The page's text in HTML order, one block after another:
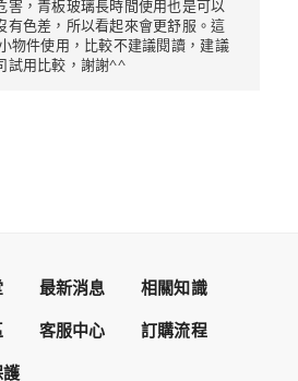
害，青板玻璃長時間使用也是可以
有色差，所以看起來會更舒服。這
物件使用，比較不建議閱讀，建議
試用比較，謝謝^^
最新消息
相關知識
客服中心
訂購流程